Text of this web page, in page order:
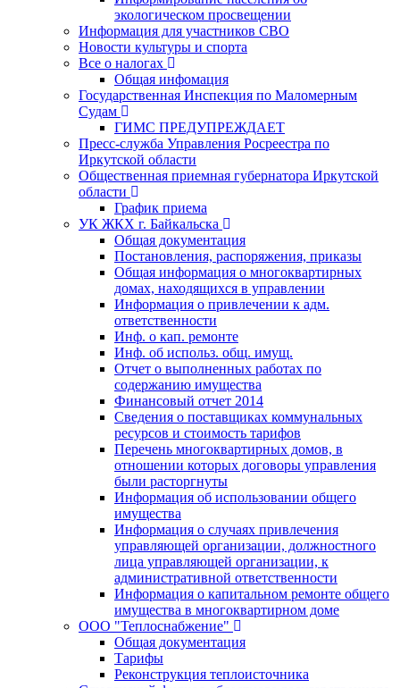
экологическом просвещении
Информация для участников СВО
Новости культуры и спорта
Все о налогах
Общая инфомация
Государственная Инспекция по Маломерным
Судам
ГИМС ПРЕДУПРЕЖДАЕТ
Пресс-служба Управления Росреестра по
Иркутской области
Общественная приемная губернатора Иркутской
области
График приема
УК ЖКХ г. Байкальска
Общая документация
Постановления, распоряжения, приказы
Общая информация о многоквартирных
домах, находящихся в управлении
Информация о привлечении к адм.
ответственности
Инф. о кап. ремонте
Инф. об использ. общ. имущ.
Отчет о выполненных работах по
содержанию имущества
Финансовый отчет 2014
Сведения о поставщиках коммунальных
ресурсов и стоимость тарифов
Перечень многоквартирных домов, в
отношении которых договоры управления
были расторгнуты
Информация об использовании общего
имущества
Информация о случаях привлечения
управляющей организации, должностного
лица управляющей организации, к
административной ответственности
Информация о капитальном ремонте общего
имущества в многоквартирном доме
ООО "Теплоснабжение"
Общая документация
Тарифы
Реконструкция теплоисточника